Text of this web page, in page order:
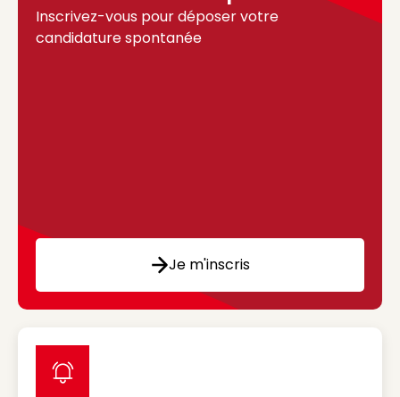
Inscrivez-vous pour déposer votre
candidature spontanée
Je m'inscris
label icon